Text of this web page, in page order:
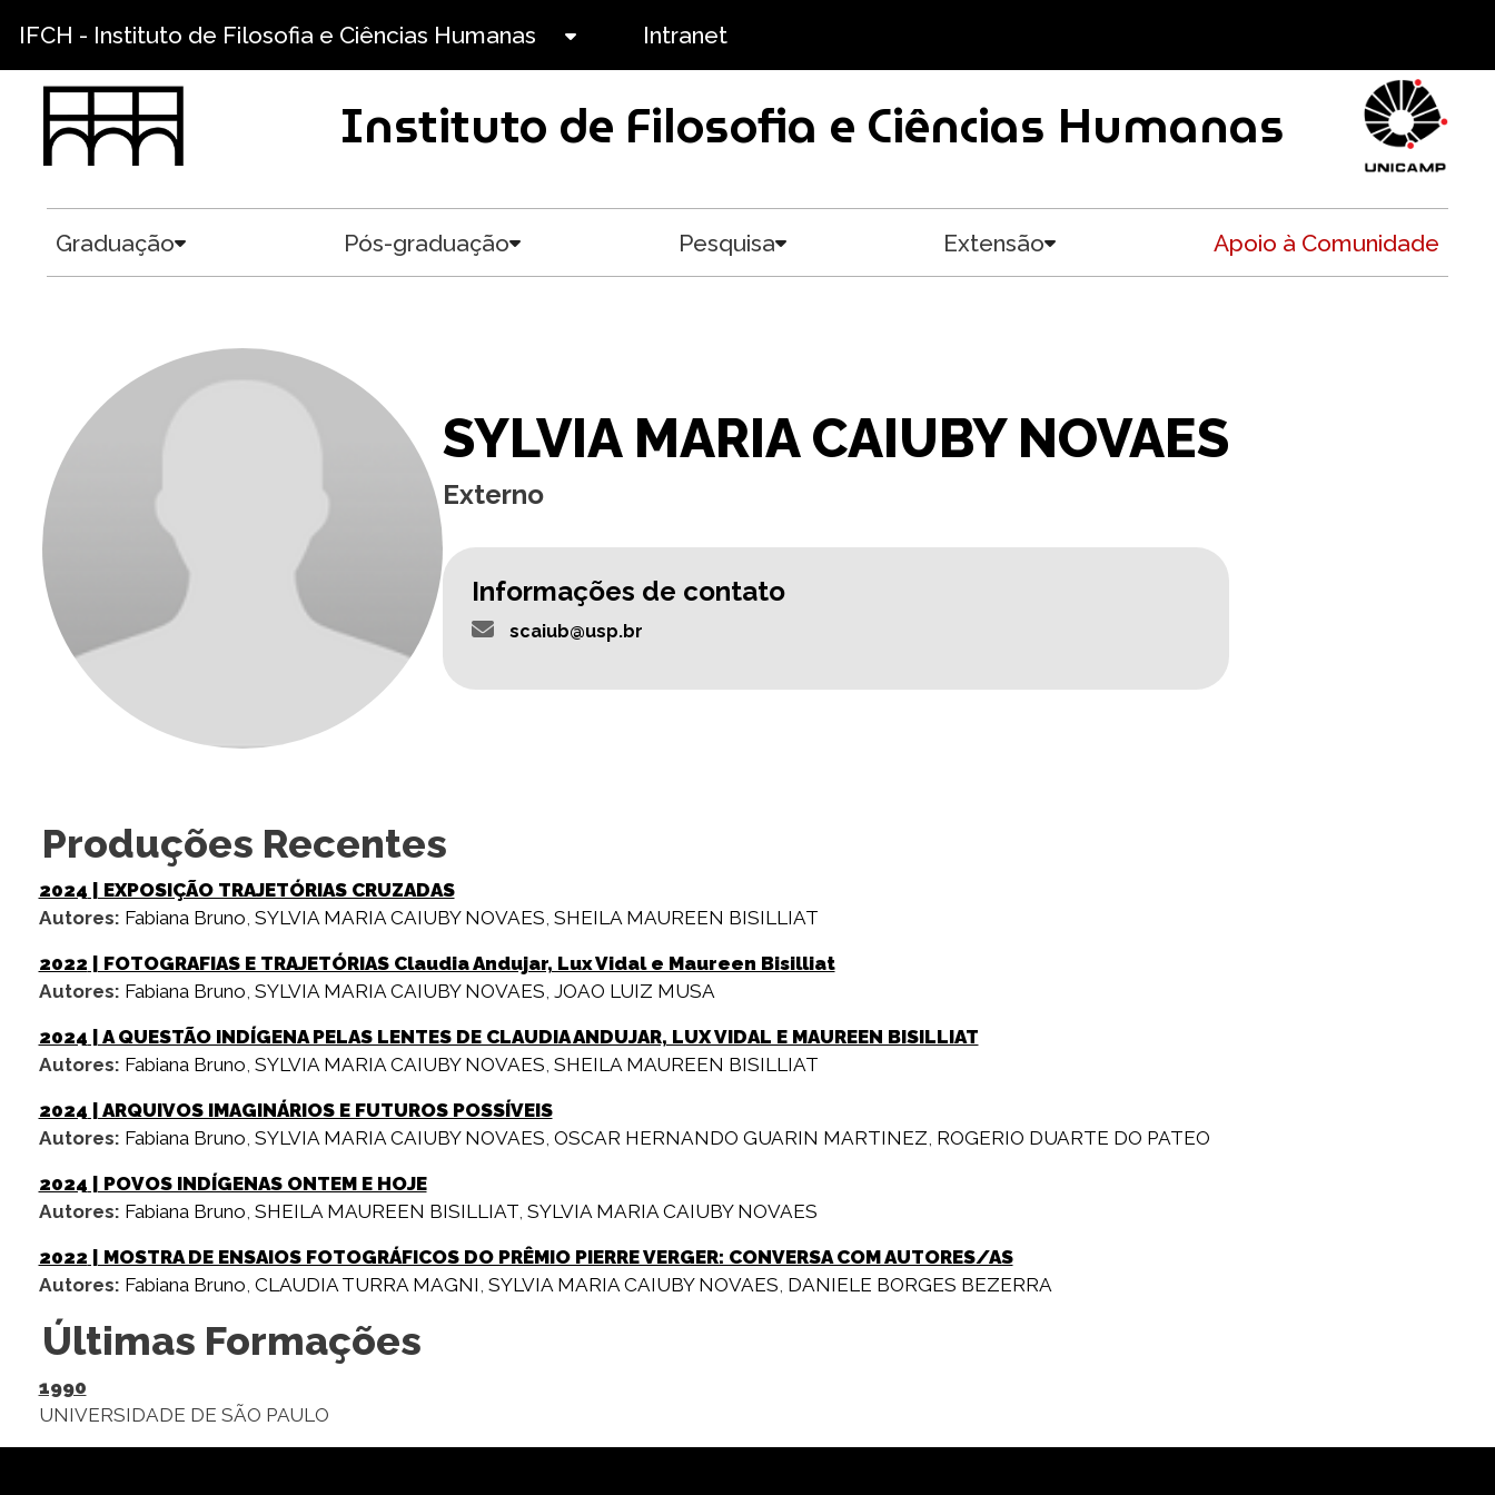
IFCH - Instituto de Filosofia e Ciências Humanas Intranet
Instituto de Filosofia e Ciências Humanas
Graduação Pós-graduação Pesquisa Extensão Apoio à Comunidade
SYLVIA MARIA CAIUBY NOVAES
Externo
Informações de contato
scaiub@usp.br
Produções Recentes
2024 | EXPOSIÇÃO TRAJETÓRIAS CRUZADAS
Autores: Fabiana Bruno, SYLVIA MARIA CAIUBY NOVAES, SHEILA MAUREEN BISILLIAT
2022 | FOTOGRAFIAS E TRAJETÓRIAS Claudia Andujar, Lux Vidal e Maureen Bisilliat
Autores: Fabiana Bruno, SYLVIA MARIA CAIUBY NOVAES, JOAO LUIZ MUSA
2024 | A QUESTÃO INDÍGENA PELAS LENTES DE CLAUDIA ANDUJAR, LUX VIDAL E MAUREEN BISILLIAT
Autores: Fabiana Bruno, SYLVIA MARIA CAIUBY NOVAES, SHEILA MAUREEN BISILLIAT
2024 | ARQUIVOS IMAGINÁRIOS E FUTUROS POSSÍVEIS
Autores: Fabiana Bruno, SYLVIA MARIA CAIUBY NOVAES, OSCAR HERNANDO GUARIN MARTINEZ, ROGERIO DUARTE DO PATEO
2024 | POVOS INDÍGENAS ONTEM E HOJE
Autores: Fabiana Bruno, SHEILA MAUREEN BISILLIAT, SYLVIA MARIA CAIUBY NOVAES
2022 | MOSTRA DE ENSAIOS FOTOGRÁFICOS DO PRÊMIO PIERRE VERGER: CONVERSA COM AUTORES/AS
Autores: Fabiana Bruno, CLAUDIA TURRA MAGNI, SYLVIA MARIA CAIUBY NOVAES, DANIELE BORGES BEZERRA
Últimas Formações
1990
UNIVERSIDADE DE SÃO PAULO